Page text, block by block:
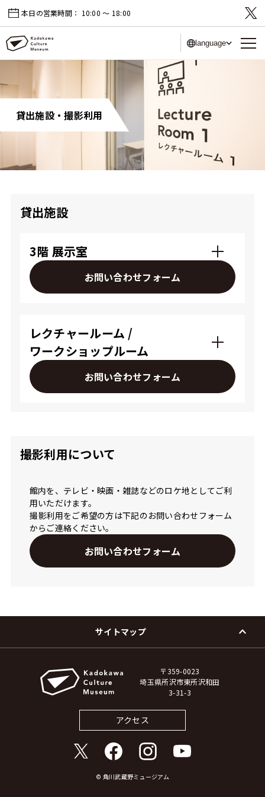
本日の営業時間： 10:00 〜 18:00
language
貸出施設・撮影利用
貸出施設
3階 展示室
お問い合わせフォーム
レクチャールーム /
ワークショップルーム
お問い合わせフォーム
撮影利用について
館内を、テレビ・映画・雑誌などのロケ地としてご利
用いただけます。
撮影利用をご希望の方は下記のお問い合わせフォーム
からご連絡ください。
お問い合わせフォーム
サイトマップ
〒359-0023
埼玉県所沢市東所沢和田
3-31-3
アクセス
© 角川武蔵野ミュージアム